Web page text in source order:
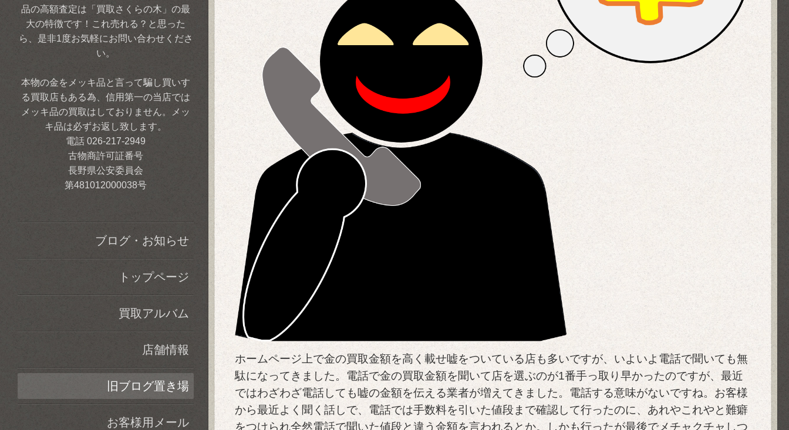
ホームページ上で金の買取金額を高く載せ嘘をついている店も多いですが、いよいよ電話で聞いても無
駄になってきました。電話で金の買取金額を聞いて店を選ぶのが1番手っ取り早かったのですが、最近
ではわざわざ電話しても嘘の金額を伝える業者が増えてきました。電話する意味がないですね。お客様
から最近よく聞く話しで、電話では手数料を引いた値段まで確認して行ったのに、あれやこれやと難癖
をつけられ全然電話で聞いた値段と違う金額を言われるとか。しかも行ったが最後でメチャクチャしつ
品の高額査定は「買取さくらの木」の最
大の特徴です！これ売れる？と思った
ら、是非1度お気軽にお問い合わせくださ
い。
本物の金をメッキ品と言って騙し買いす
る買取店もある為、信用第一の当店では
メッキ品の買取はしておりません。メッ
キ品は必ずお返し致します。
電話 026-217-2949
古物商許可証番号
長野県公安委員会
第481012000038号
ブログ・お知らせ
トップページ
買取アルバム
店舗情報
旧ブログ置き場
お客様用メール